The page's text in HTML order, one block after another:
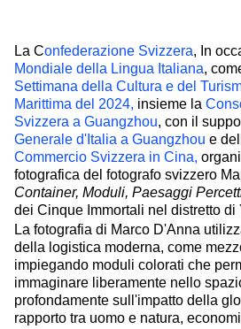
La Confederazione Svizzera, In
Mondiale della Lingua Italiana,
Settimana della Cultura e del
Marittima del 2024, insieme la
Svizzera a Guangzhou, con il
Generale d'Italia a Guangzhou e
Commercio Svizzera in Cina,
fotografica del fotografo svizzero
Container, Moduli, Paesaggi
dei Cinque Immortali nel distretto di
La fotografia di Marco D'Anna
della logistica moderna, come
impiegando moduli colorati che
immaginare liberamente nello
profondamente sull'impatto della
rapporto tra uomo e natura,